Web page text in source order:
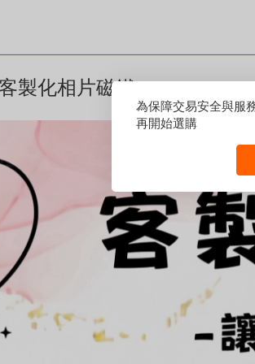
製化相片磁鐵
Reset
Focus
為保障交易安全與服
再開始選購
Focus